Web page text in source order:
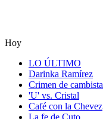
Hoy
LO ÚLTIMO
Darinka Ramírez
Crimen de cambista
'U' vs. Cristal
Café con la Chevez
La fe de Cuto